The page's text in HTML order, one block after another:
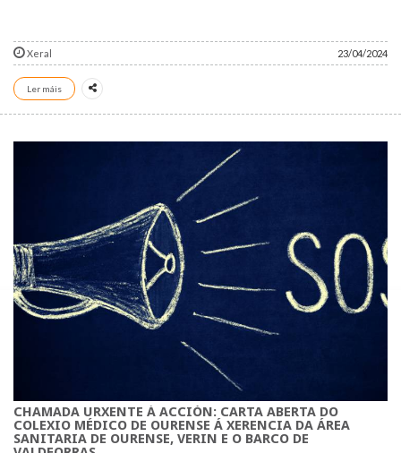
Xeral 23/04/2024
Ler máis
CHAMADA URXENTE Á ACCIÓN: CARTA ABERTA DO
COLEXIO MÉDICO DE OURENSE Á XERENCIA DA ÁREA
SANITARIA DE OURENSE, VERIN E O BARCO DE